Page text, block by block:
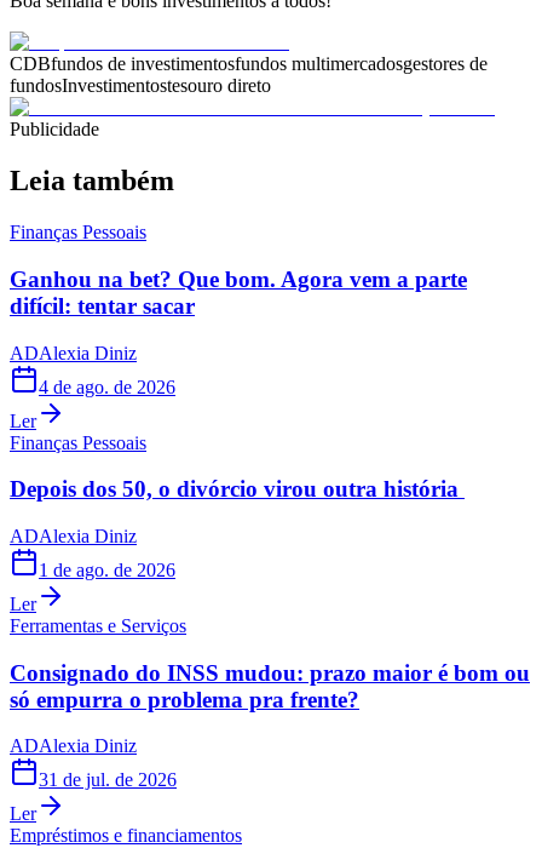
CDBfundos de investimentosfundos multimercadosgestores de
fundosInvestimentostesouro direto
Publicidade
Leia também
Finanças Pessoais
Ganhou na bet? Que bom. Agora vem a parte
difícil: tentar sacar
ADAlexia Diniz
4 de ago. de 2026
Ler
Finanças Pessoais
Depois dos 50, o divórcio virou outra história
ADAlexia Diniz
1 de ago. de 2026
Ler
Ferramentas e Serviços
Consignado do INSS mudou: prazo maior é bom ou
só empurra o problema pra frente?
ADAlexia Diniz
31 de jul. de 2026
Ler
Empréstimos e financiamentos